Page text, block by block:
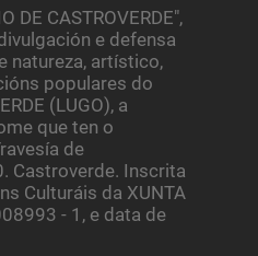
DE CASTROVERDE",
e defensa
natureza, artístico,
populares do
(LUGO), a
que ten o
de
Castroverde. Inscrita
Culturáis da XUNTA
- 1, e data de